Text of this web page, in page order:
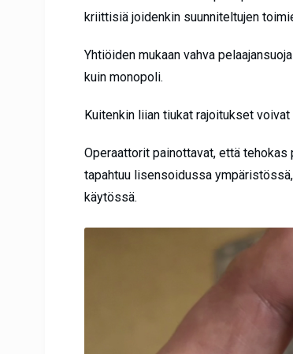
kriittisiä joidenkin suunniteltujen
Yhtiöiden mukaan vahva
kuin monopoli.
Kuitenkin liian tiukat rajoitukset
Operaattorit painottavat, että
tapahtuu lisensoidussa
käytössä.